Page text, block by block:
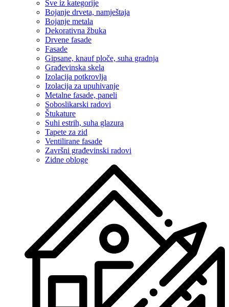
Sve iz kategorije
Bojanje drveta, namještaja
Bojanje metala
Dekorativna žbuka
Drvene fasade
Fasade
Gipsane, knauf ploče, suha gradnja
Građevinska skela
Izolacija potkrovlja
Izolacija za upuhivanje
Metalne fasade, paneli
Soboslikarski radovi
Štukature
Suhi estrih, suha glazura
Tapete za zid
Ventilirane fasade
Završni građevinski radovi
Zidne obloge